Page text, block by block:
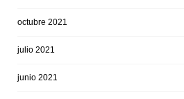
octubre 2021
julio 2021
junio 2021